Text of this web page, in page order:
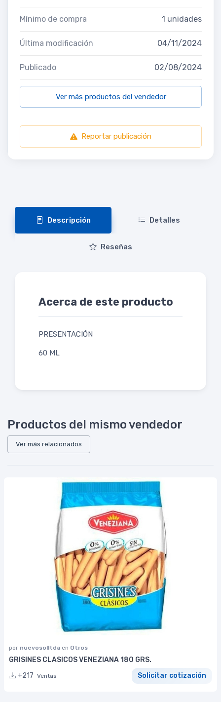
Mínimo de compra 1 unidades
Última modificación 04/11/2024
Publicado 02/08/2024
Ver más productos del vendedor
Reportar publicación
Descripción Detalles
Reseñas
Acerca de este producto
PRESENTACIÓN
60 ML
Productos del mismo vendedor
Ver más relacionados
por nuevosolltda en Otros
GRISINES CLASICOS VENEZIANA 180 GRS.
+217 Ventas Solicitar cotización